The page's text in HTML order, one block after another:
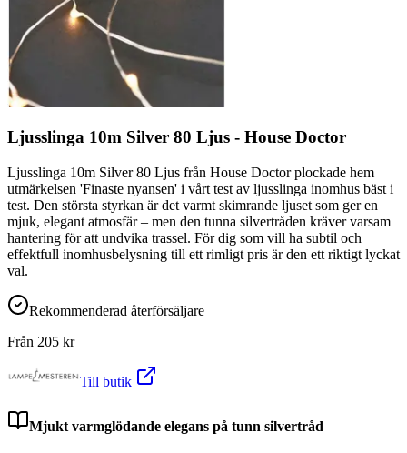
Ljusslinga 10m Silver 80 Ljus - House Doctor
Ljusslinga 10m Silver 80 Ljus från House Doctor plockade hem
utmärkelsen 'Finaste nyansen' i vårt test av ljusslinga inomhus bäst i
test. Den största styrkan är det varmt skimrande ljuset som ger en
mjuk, elegant atmosfär – men den tunna silvertråden kräver varsam
hantering för att undvika trassel. För dig som vill ha subtil och
effektfull inomhusbelysning till ett rimligt pris är den ett riktigt lyckat
val.
Rekommenderad återförsäljare
Från 205 kr
Till butik
Mjukt varmglödande elegans på tunn silvertråd